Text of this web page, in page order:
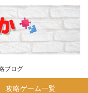
ブログ
攻略ゲーム一覧